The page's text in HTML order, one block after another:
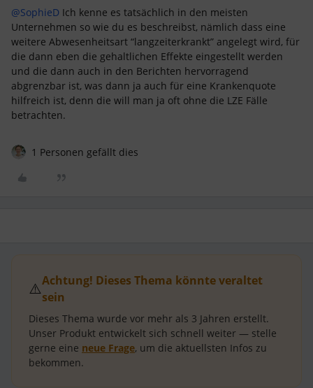
@SophieD Ich kenne es tatsächlich in den meisten
Unternehmen so wie du es beschreibst, nämlich dass eine
weitere Abwesenheitsart “langzeiterkrankt” angelegt wird, für
die dann eben die gehaltlichen Effekte eingestellt werden
und die dann auch in den Berichten hervorragend
abgrenzbar ist, was dann ja auch für eine Krankenquote
hilfreich ist, denn die will man ja oft ohne die LZE Fälle
betrachten.
1 Personen gefällt dies
⚠️Achtung! Dieses Thema könnte veraltet
sein
Dieses Thema wurde vor mehr als 3 Jahren erstellt.
Unser Produkt entwickelt sich schnell weiter — stelle
gerne eine neue Frage, um die aktuellsten Infos zu
bekommen.